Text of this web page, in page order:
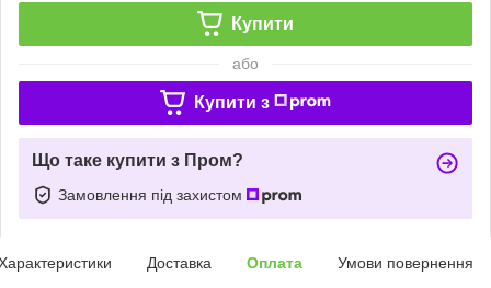
Купити
або
Купити з
Що таке купити з Пром?
Замовлення під захистом
Доставка Оплата Умови повернення